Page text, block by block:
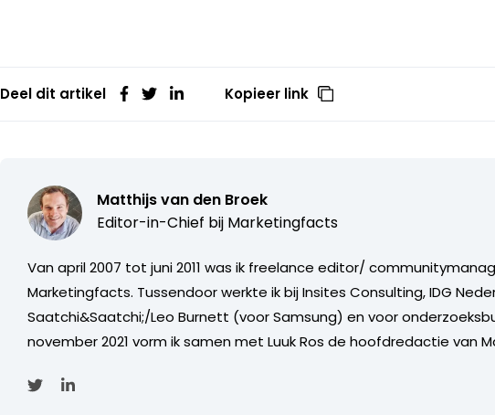
Deel dit artikel Kopieer link
Matthijs van den Broek
Editor-in-Chief bij Marketingfacts
Van april 2007 tot juni 2011 was ik freelance editor/
Marketingfacts. Tussendoor werkte ik bij Insites Consulting, IDG
Saatchi&Saatchi;/Leo Burnett (voor Samsung) en voor
november 2021 vorm ik samen met Luuk Ros de hoofdredactie van